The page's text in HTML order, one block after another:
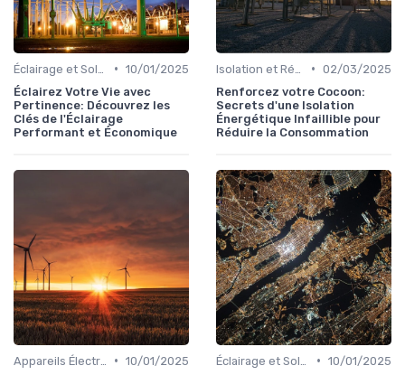
• 10/01/2025
Éclairez Votre Vie avec
Pertinence: Découvrez les
Clés de l'Éclairage
Performant et Économique
• 02/03/2025
Renforcez votre Cocoon:
Secrets d'une Isolation
Énergétique Infaillible pour
Réduire la Consommation
• 10/01/2025
• 10/01/2025